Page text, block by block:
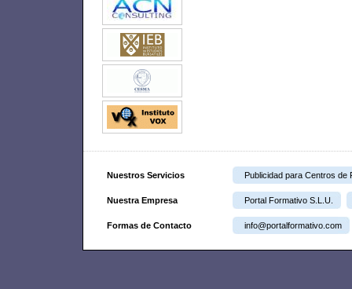
Nuestros Servicios Publicidad para Centros de
Nuestra Empresa Portal Formativo S.L.U.
Formas de Contacto info@portalformativo.com